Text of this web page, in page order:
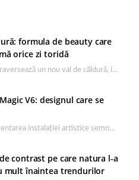
formula de beauty care
orice zi toridă
România traversează un nou val de căldură, iar rutina de îngrijire capătă un rol esențial…
V6: designul care se
După prezentarea instalației artistice semnată de Catrinel Săbăciag în cadrul evenimentului de lansare HONOR Magic…
contrast pe care natura l-a
mult înaintea trendurilor